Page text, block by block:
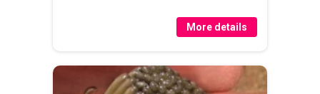
More details